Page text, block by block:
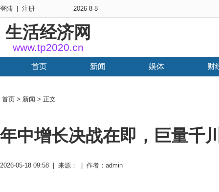
登陆 注册 2026-8-8
生活经济网
www.tp2020.cn
首页 新闻 娱体 财
首页 > 新闻 > 正文
年中增长决战在即，巨量千
2026-05-18 09:58 | 来源： | 作者：admin